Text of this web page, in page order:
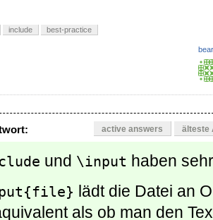
include best-practice
active answers älteste
und \input haben
lädt die Datei an
als ob man den